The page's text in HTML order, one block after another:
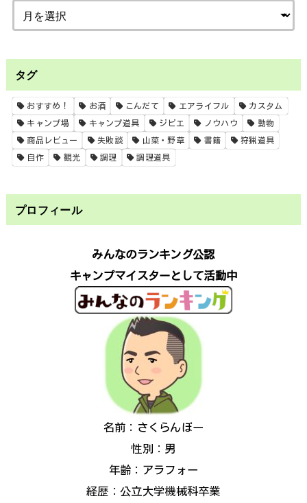
タグ
おすすめ！ お酒 こんだて エアライフル カスタム
キャンプ場 キャンプ道具 ジビエ ノウハウ 動物
商品レビュー 失敗談 山菜・野草 書籍 狩猟道具
自作 観光 調理 調理道具
プロフィール
みんなのランキング公認
キャンプマイスターとして活動中
名前：さくらんぼー
性別：男
年齢：アラフォー
経歴：公立大学機械科卒業